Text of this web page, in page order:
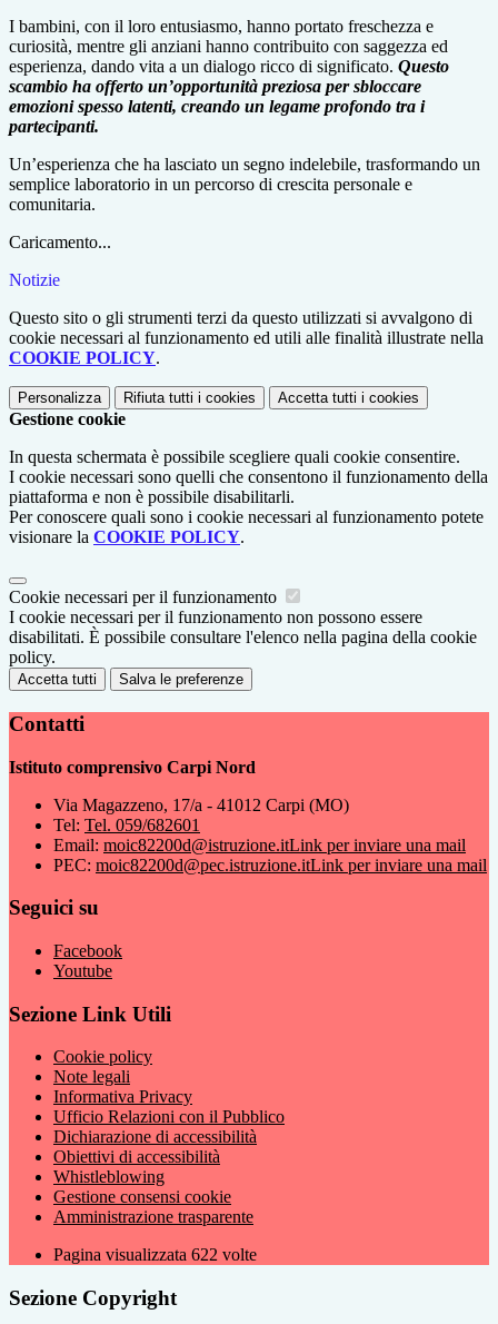
I bambini, con il loro entusiasmo, hanno portato freschezza e
curiosità, mentre gli anziani hanno contribuito con saggezza ed
esperienza, dando vita a un dialogo ricco di significato. Questo
scambio ha offerto un’opportunità preziosa per sbloccare
emozioni spesso latenti, creando un legame profondo tra i
partecipanti.
Un’esperienza che ha lasciato un segno indelebile, trasformando un
semplice laboratorio in un percorso di crescita personale e
comunitaria.
Caricamento...
Notizie
Questo sito o gli strumenti terzi da questo utilizzati si avvalgono di
cookie necessari al funzionamento ed utili alle finalità illustrate nella
COOKIE POLICY.
Personalizza Rifiuta tutti i cookies Accetta tutti i cookies
Gestione cookie
In questa schermata è possibile scegliere quali cookie consentire.
I cookie necessari sono quelli che consentono il funzionamento della
piattaforma e non è possibile disabilitarli.
Per conoscere quali sono i cookie necessari al funzionamento potete
visionare la COOKIE POLICY.
Cookie necessari per il funzionamento
I cookie necessari per il funzionamento non possono essere
disabilitati. È possibile consultare l'elenco nella pagina della cookie
policy.
Accetta tutti Salva le preferenze
Contatti
Istituto comprensivo Carpi Nord
Via Magazzeno, 17/a - 41012 Carpi (MO)
Tel: Tel. 059/682601
Email: moic82200d@istruzione.itLink per inviare una mail
PEC: moic82200d@pec.istruzione.itLink per inviare una mail
Seguici su
Facebook
Youtube
Sezione Link Utili
Cookie policy
Note legali
Informativa Privacy
Ufficio Relazioni con il Pubblico
Dichiarazione di accessibilità
Obiettivi di accessibilità
Whistleblowing
Gestione consensi cookie
Amministrazione trasparente
Pagina visualizzata 622 volte
Sezione Copyright